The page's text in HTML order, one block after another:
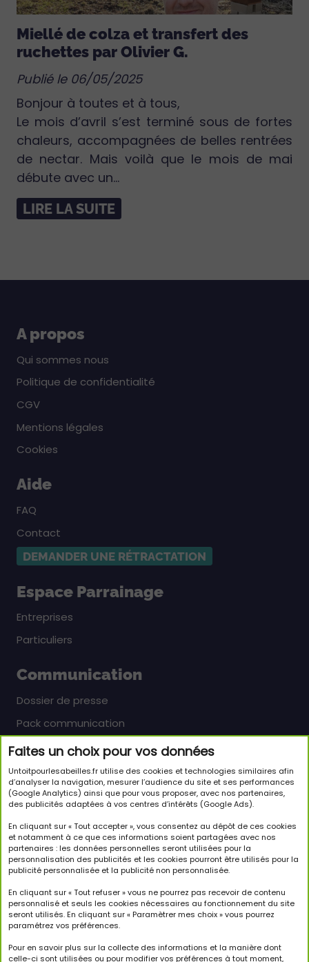
Faites un choix pour vos données
Untoitpourlesabeilles.fr utilise des cookies et technologies similaires afin
d’analyser la navigation, mesurer l’audience du site et ses performances
(Google Analytics) ainsi que pour vous proposer, avec nos partenaires,
des publicités adaptées à vos centres d’intérêts (Google Ads).
En cliquant sur « Tout accepter », vous consentez au dépôt de ces cookies
et notamment à ce que ces informations soient partagées avec nos
partenaires : les données personnelles seront utilisées pour la
personnalisation des publicités et les cookies pourront être utilisés pour la
publicité personnalisée et la publicité non personnalisée.
En cliquant sur « Tout refuser » vous ne pourrez pas recevoir de contenu
personnalisé et seuls les cookies nécessaires au fonctionnement du site
seront utilisés. En cliquant sur « Paramètrer mes choix » vous pourrez
paramétrez vos préférences.
Pour en savoir plus sur la collecte des informations et la manière dont
celle-ci sont utilisées ou pour modifier vos préférences à tout moment,
Miellé de colza et transfert des
ruchettes par Olivier G.
Publié le 06/05/2025
Bonjour à toutes et à tous,
Le mois d’avril s’est terminé sous de fortes
chaleurs, accompagnées de belles rentrées
de nectar. Mais voilà que le mois de mai
débute avec un...
LIRE LA SUITE
A propos
Qui sommes nous
Politique de confidentialité
CGV
Mentions légales
Cookies
Aide
FAQ
Contact
DEMANDER UNE RÉTRACTATION
Espace Parrainage
Entreprises
Particuliers
Communication
Dossier de presse
Pack communication
Newsletter
Inscrivez-vous pour en savoir plus sur le monde
passionnant des abeilles et sur notre initiative.
JE M'INSCRIS À LA NEWSLETTER
Suivez-nous
Copyright © 2026 Un Toit Pour Les Abeilles. Tous droits
réservés.